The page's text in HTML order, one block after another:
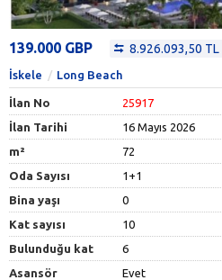
139.000 GBP 8.926.093,50 TL
İskele Long Beach
İlan No
25917
İlan Tarihi
16 Mayıs 2026
m²
72
Oda Sayısı
1+1
Bina yaşı
0
Kat sayısı
10
Bulunduğu kat
6
Asansör
Evet